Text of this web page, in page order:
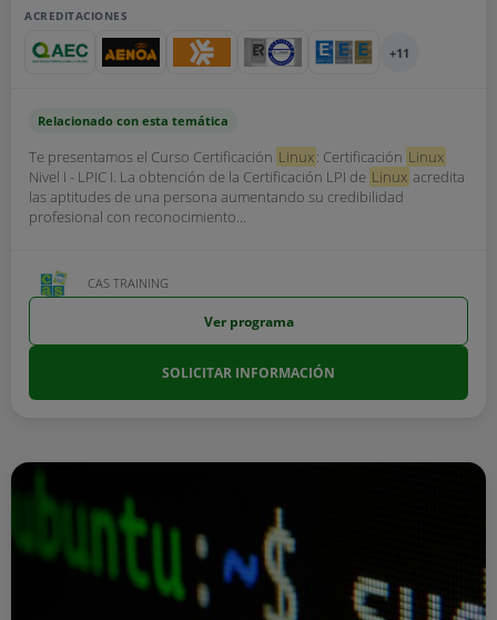
ACREDITACIONES
+11
Relacionado con esta temática
Te presentamos el Curso Certificación Linux: Certificación Linux
Nivel I - LPIC I. La obtención de la Certificación LPI de Linux acredita
las aptitudes de una persona aumentando su credibilidad
profesional con reconocimiento...
CAS TRAINING
Ver programa
SOLICITAR INFORMACIÓN